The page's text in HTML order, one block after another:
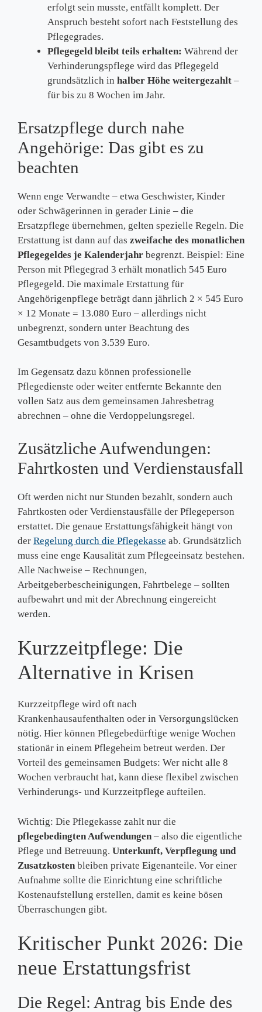
erfolgt sein musste, entfällt komplett. Der
Anspruch besteht sofort nach Feststellung des
Pflegegrades.
Pflegegeld bleibt teils erhalten: Während der
Verhinderungspflege wird das Pflegegeld
grundsätzlich in halber Höhe weitergezahlt –
für bis zu 8 Wochen im Jahr.
Ersatzpflege durch nahe
Angehörige: Das gibt es zu
beachten
Wenn enge Verwandte – etwa Geschwister, Kinder
oder Schwägerinnen in gerader Linie – die
Ersatzpflege übernehmen, gelten spezielle Regeln. Die
Erstattung ist dann auf das zweifache des monatlichen
Pflegegeldes je Kalenderjahr begrenzt. Beispiel: Eine
Person mit Pflegegrad 3 erhält monatlich 545 Euro
Pflegegeld. Die maximale Erstattung für
Angehörigenpflege beträgt dann jährlich 2 × 545 Euro
× 12 Monate = 13.080 Euro – allerdings nicht
unbegrenzt, sondern unter Beachtung des
Gesamtbudgets von 3.539 Euro.
Im Gegensatz dazu können professionelle
Pflegedienste oder weiter entfernte Bekannte den
vollen Satz aus dem gemeinsamen Jahresbetrag
abrechnen – ohne die Verdoppelungsregel.
Zusätzliche Aufwendungen:
Fahrtkosten und Verdienstausfall
Oft werden nicht nur Stunden bezahlt, sondern auch
Fahrtkosten oder Verdienstausfälle der Pflegeperson
erstattet. Die genaue Erstattungsfähigkeit hängt von
der Regelung durch die Pflegekasse ab. Grundsätzlich
muss eine enge Kausalität zum Pflegeeinsatz bestehen.
Alle Nachweise – Rechnungen,
Arbeitgeberbescheinigungen, Fahrtbelege – sollten
aufbewahrt und mit der Abrechnung eingereicht
werden.
Kurzzeitpflege: Die
Alternative in Krisen
Kurzzeitpflege wird oft nach
Krankenhausaufenthalten oder in Versorgungslücken
nötig. Hier können Pflegebedürftige wenige Wochen
stationär in einem Pflegeheim betreut werden. Der
Vorteil des gemeinsamen Budgets: Wer nicht alle 8
Wochen verbraucht hat, kann diese flexibel zwischen
Verhinderungs- und Kurzzeitpflege aufteilen.
Wichtig: Die Pflegekasse zahlt nur die
pflegebedingten Aufwendungen – also die eigentliche
Pflege und Betreuung. Unterkunft, Verpflegung und
Zusatzkosten bleiben private Eigenanteile. Vor einer
Aufnahme sollte die Einrichtung eine schriftliche
Kostenaufstellung erstellen, damit es keine bösen
Überraschungen gibt.
Kritischer Punkt 2026: Die
neue Erstattungsfrist
Die Regel: Antrag bis Ende des